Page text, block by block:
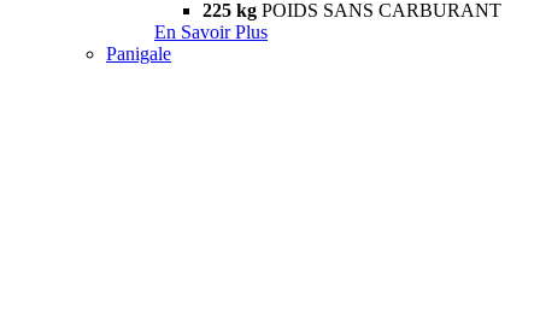
225 kg POIDS SANS CARBURANT
En Savoir Plus
Panigale